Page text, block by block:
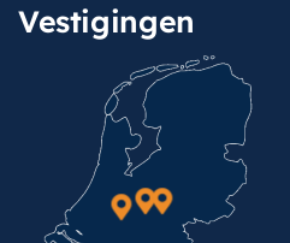
Vestigingen